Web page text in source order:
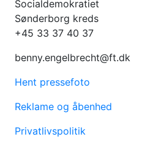
Socialdemokratiet
Sønderborg kreds
+45 33 37 40 37
benny.engelbrecht@ft.dk
Hent pressefoto
Reklame og åbenhed
Privatlivspolitik